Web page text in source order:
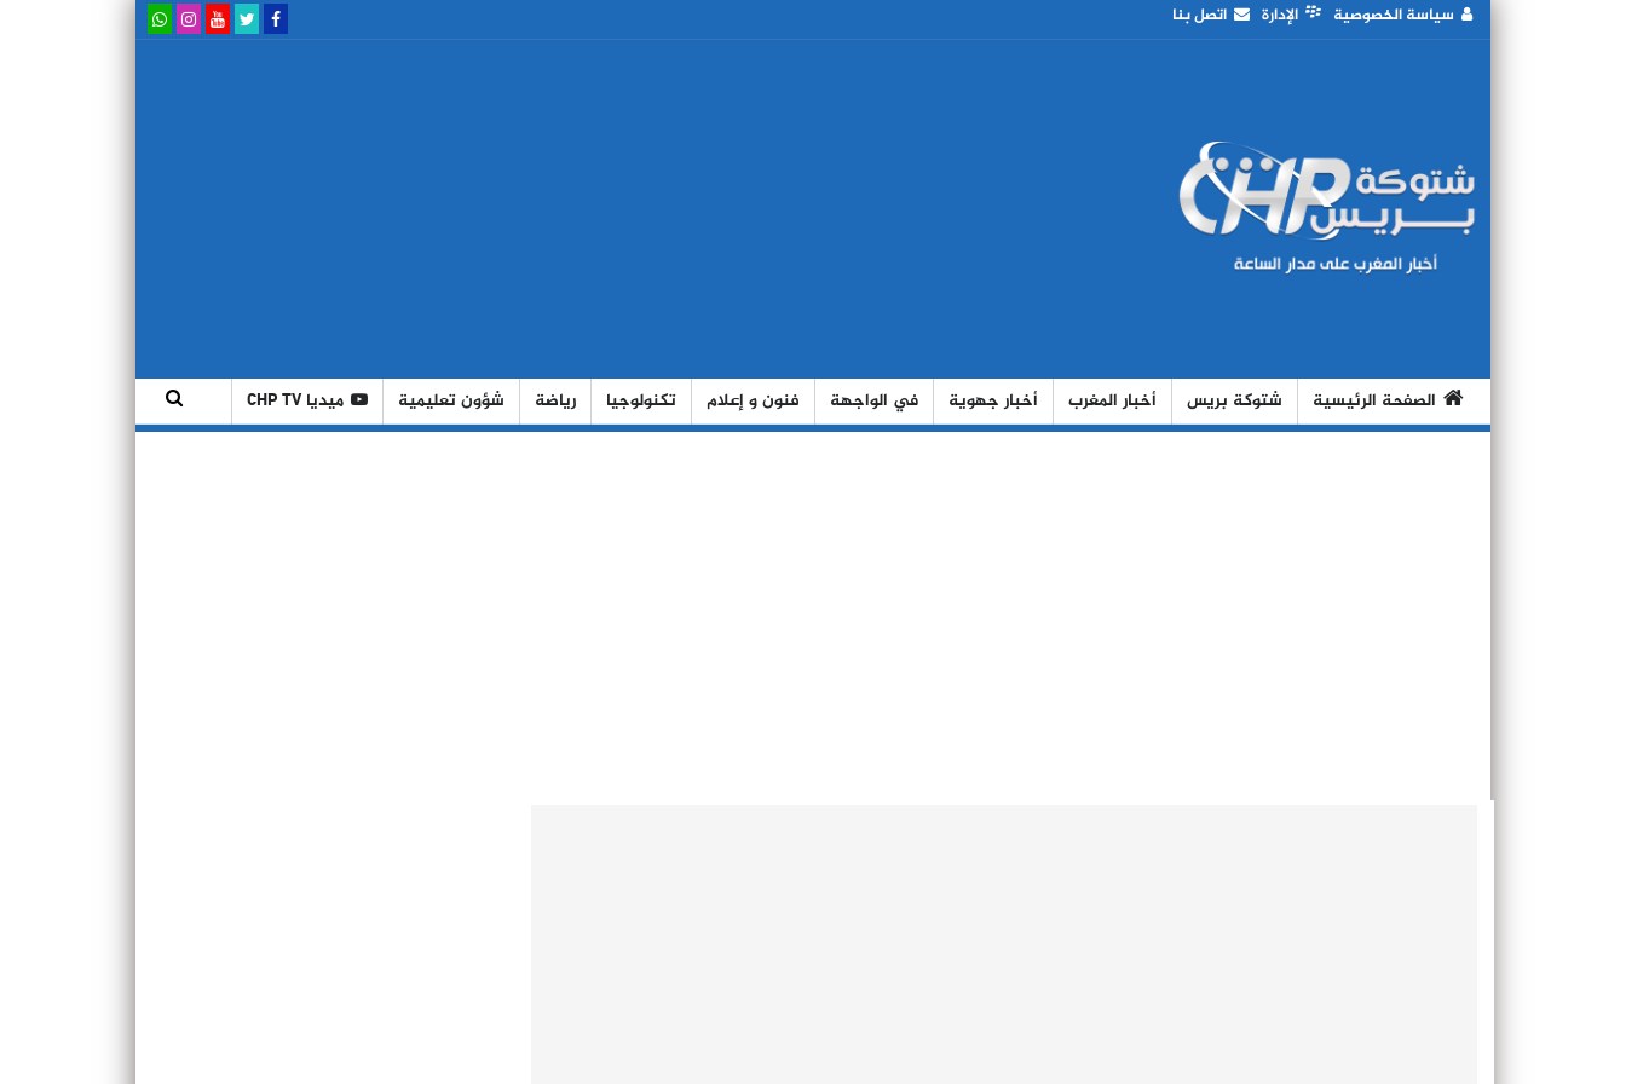
سياسة الخصوصية الإدارة اتصل بنا
الصفحة الرئيسية شتوكة بريس أخبار المغرب أخبار جهوية في الواجهة فنون و إعلام تكنولوجيا رياضة شؤون تعليمية ميديا CHP TV